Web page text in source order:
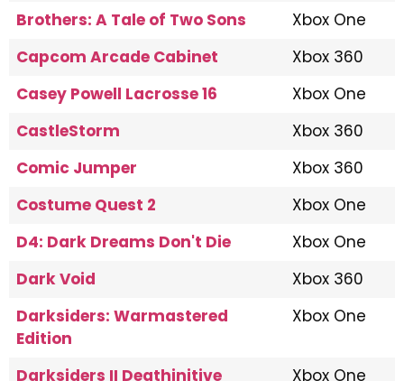
Brothers: A Tale of Two Sons
Xbox One
Capcom Arcade Cabinet
Xbox 360
Casey Powell Lacrosse 16
Xbox One
CastleStorm
Xbox 360
Comic Jumper
Xbox 360
Costume Quest 2
Xbox One
D4: Dark Dreams Don't Die
Xbox One
Dark Void
Xbox 360
Darksiders: Warmastered
Edition
Xbox One
Darksiders II Deathinitive
Xbox One